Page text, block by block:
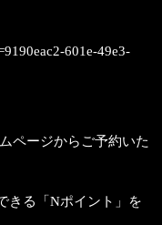
601e-49e3-
ページからご予約いた
きる「Nポイント」を